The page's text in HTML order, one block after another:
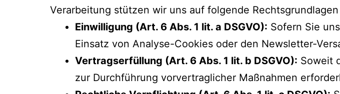
Verarbeitung stützen wir uns auf folgende Rechtsgrundlagen
Einwilligung (Art. 6 Abs. 1 lit. a DSGVO): Sofern Sie
Einsatz von Analyse-Cookies oder den Newsletter-
Vertragserfüllung (Art. 6 Abs. 1 lit. b DSGVO): Soweit
zur Durchführung vorvertraglicher Maßnahmen